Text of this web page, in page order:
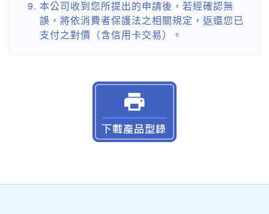
本公司收到您所提出的申請後，若經確認無
誤，將依消費者保護法之相關規定，返還您已
支付之對價（含信用卡交易）。